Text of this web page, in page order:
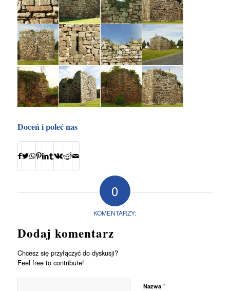
Doceń i poleć nas
0
KOMENTARZY:
Dodaj komentarz
Chcesz się przyłączyć do dyskusji?
Feel free to contribute!
Nazwa *